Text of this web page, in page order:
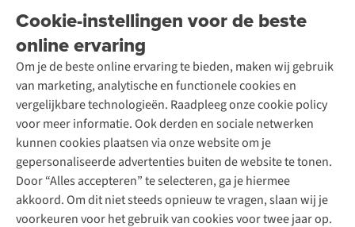
Cookie-instellingen voor de beste
online ervaring
Om je de beste online ervaring te bieden, maken wij gebruik
van marketing, analytische en functionele cookies en
vergelijkbare technologieën. Raadpleeg onze cookie policy
voor meer informatie. Ook derden en sociale netwerken
kunnen cookies plaatsen via onze website om je
gepersonaliseerde advertenties buiten de website te tonen.
Door “Alles accepteren” te selecteren, ga je hiermee
akkoord. Om dit niet steeds opnieuw te vragen, slaan wij je
voorkeuren voor het gebruik van cookies voor twee jaar op.
Garantie
Contact
Onze winkels
Over A.S.Adventure
Toegankelijkheidsverklaring
Ski-onderhoud
Wasservice
Schoenonderhoud
Schoenherstelling
Kledingherstelling
Retouches
Voor bedrijven
A.S.Magazine
Podcast
Explore Academy
Explore Camp
Gear Check
Inspiratie & advies
Meld je aan voor de nieuwsbrief
Follow us